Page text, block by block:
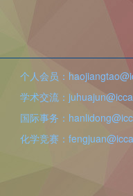
个人会员：
学术交流：
国际事务：
化学竞赛：